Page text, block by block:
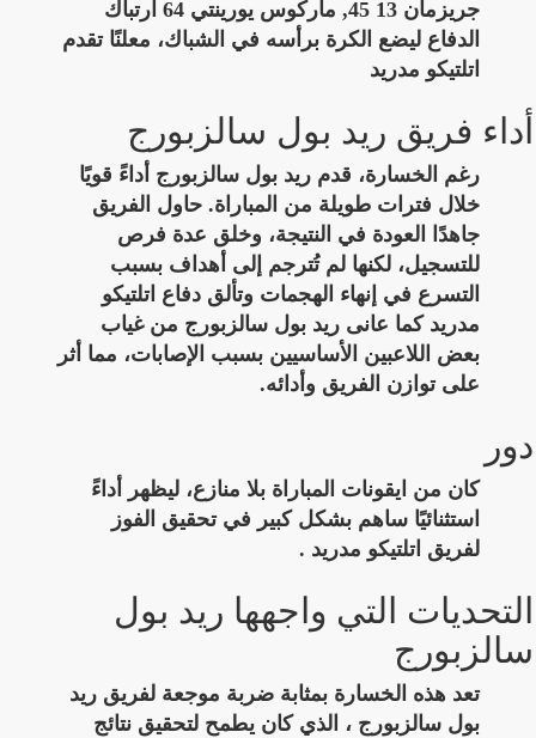
جريزمان 13 45, ماركوس يورينتي 64 ارتباك
الدفاع ليضع الكرة برأسه في الشباك، معلنًا تقدم
اتلتيكو مدريد
أداء فريق ريد بول سالزبورج
رغم الخسارة، قدم ريد بول سالزبورج أداءً قويًا
خلال فترات طويلة من المباراة. حاول الفريق
جاهدًا العودة في النتيجة، وخلق عدة فرص
للتسجيل، لكنها لم تُترجم إلى أهداف بسبب
التسرع في إنهاء الهجمات وتألق دفاع اتلتيكو
مدريد كما عانى ريد بول سالزبورج من غياب
بعض اللاعبين الأساسيين بسبب الإصابات، مما أثر
على توازن الفريق وأدائه.
دور
كان من ايقونات المباراة بلا منازع، ليظهر أداءً
استثنائيًا ساهم بشكل كبير في تحقيق الفوز
لفريق اتلتيكو مدريد .
التحديات التي واجهها ريد بول
سالزبورج
تعد هذه الخسارة بمثابة ضربة موجعة لفريق ريد
بول سالزبورج ، الذي كان يطمح لتحقيق نتائج